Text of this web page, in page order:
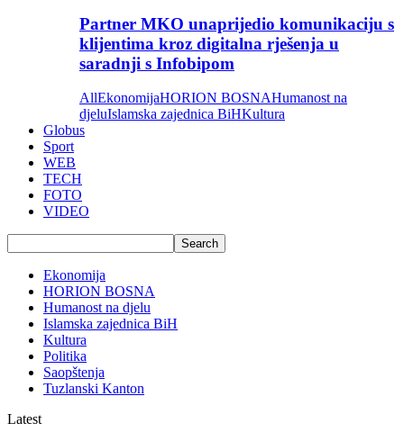
Partner MKO unaprijedio komunikaciju s
klijentima kroz digitalna rješenja u
saradnji s Infobipom
AllEkonomijaHORION BOSNAHumanost na
djeluIslamska zajednica BiHKultura
Globus
Sport
WEB
TECH
FOTO
VIDEO
Ekonomija
HORION BOSNA
Humanost na djelu
Islamska zajednica BiH
Kultura
Politika
Saopštenja
Tuzlanski Kanton
Latest